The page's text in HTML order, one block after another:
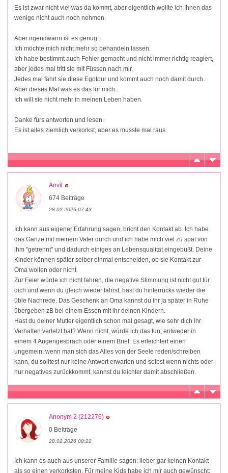
Es ist zwar nicht viel was da kommt, aber eigentlich wollte ich Ihnen das
wenige nicht auch noch nehmen.
Aber irgendwann ist es genug..
Ich möchte mich nicht mehr so behandeln lassen.
Ich habe bestimmt auch Fehler gemacht und nicht immer richtig reagiert,
aber jedes mal tritt sie mit Füssen nach mir.
Jedes mal fährt sie diese Egotour und kommt auch noch damit durch.
Aber dieses Mal was es das für mich.
Ich will sie nicht mehr in meinen Leben haben.
Danke fürs antworten und lesen.
Es ist alles ziemlich verkorkst, aber es musste mal raus.
Anvil
674 Beiträge
28.02.2026 07:43
Ich kann aus eigener Erfahrung sagen, bricht den Kontakt ab. Ich habe
das Ganze mit meinem Vater durch und ich habe mich viel zu spät von
ihm "getrennt" und dadurch einiges an Lebensqualität eingebüßt. Deine
Kinder können später selber einmal entscheiden, ob sie Kontakt zur
Oma wollen oder nicht.
Zur Feier würde ich nicht fahren, die negative Stimmung ist nicht gut für
dich und wenn du gleich wieder fährst, hast du hinterrücks wieder die
üble Nachrede. Das Geschenk an Oma kannst du ihr ja später in Ruhe
übergeben zB bei einem Essen mit ihr deinen Kindern.
Hast du deiner Mutter eigentlich schon mal gesagt, wie sehr dich ihr
Verhalten verletzt hat? Wenn nicht, würde ich das tun, entweder in
einem 4 Augengespräch oder einem Brief. Es erleichtert einen
ungemein, wenn man sich das Alles von der Seele reden/schreiben
kann, du solltest nur keine Antwort erwarten und selbst wenn nichts oder
nur negatives zurückkommt, kannst du leichter damit abschließen.
Anonym 2 (212276)
0 Beiträge
28.02.2026 08:22
Ich kann es auch aus unserer Familie sagen: lieber gar keinen Kontakt
als so einen verkorksten. Für meine Kids habe ich mir auch gewünscht: